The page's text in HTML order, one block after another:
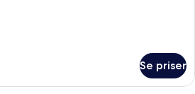
Se priser